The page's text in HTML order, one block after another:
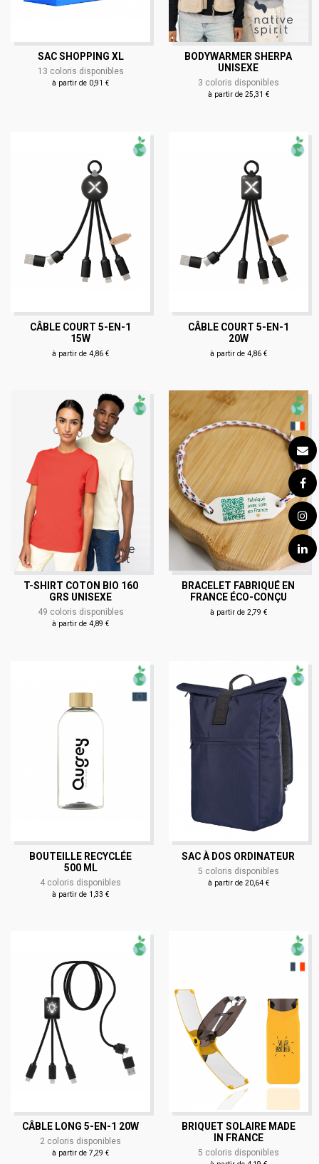
SAC SHOPPING XL
13 coloris disponibles
à partir de 0,91 €
BODYWARMER SHERPA
UNISEXE
3 coloris disponibles
à partir de 25,31 €
CÂBLE COURT 5-EN-1
15W
à partir de 4,86 €
CÂBLE COURT 5-EN-1
20W
à partir de 4,86 €
T-SHIRT COTON BIO 160
GRS UNISEXE
49 coloris disponibles
à partir de 4,89 €
BRACELET FABRIQUÉ EN
FRANCE ÉCO-CONÇU
à partir de 2,79 €
BOUTEILLE RECYCLÉE
500 ML
4 coloris disponibles
à partir de 1,33 €
SAC À DOS ORDINATEUR
5 coloris disponibles
à partir de 20,64 €
CÂBLE LONG 5-EN-1 20W
2 coloris disponibles
à partir de 7,29 €
BRIQUET SOLAIRE MADE
IN FRANCE
5 coloris disponibles